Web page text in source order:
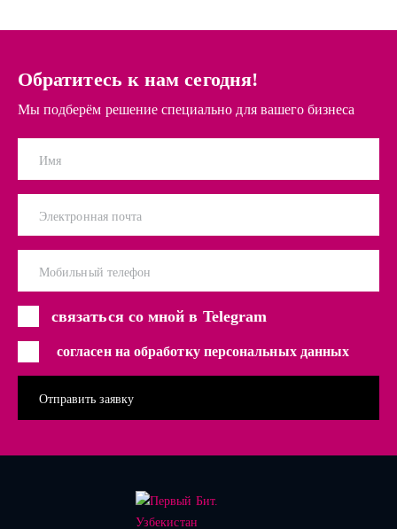
Обратитесь к нам сегодня!
Мы подберём решение специально для вашего бизнеса
Имя
Электронная почта
Мобильный телефон
связаться со мной в Telegram
согласен на обработку персональных данных